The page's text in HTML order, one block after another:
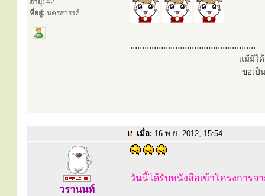
อายุ: 42
ที่อยู่: นครสวรรค์
.....................................................
แม้มิได้
ขอเป็
เมื่อ: 16 พ.ย. 2012, 15:54
วรานนท์
วันนี้ได้รับหนังสือเข้าโครงการจ